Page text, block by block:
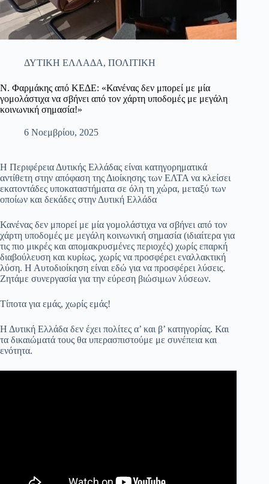
ΔΥΤΙΚΗ ΕΛΛΑΔΑ, ΠΟΛΙΤΙΚΗ
Ν. Φαρμάκης από ΚΕΔΕ: «Κανένας δεν μπορεί με μία
γομολάστιχα να σβήνει από τον χάρτη υποδομές με μεγάλη
κοινωνική σημασία!»
6 Νοεμβρίου, 2025
Η Περιφέρεια Δυτικής Ελλάδας είναι κατηγορηματικά
αντίθετη στην απόφαση της Διοίκησης των ΕΛΤΑ να κλείσει
εκατοντάδες υποκαταστήματα σε όλη τη χώρα, μεταξύ των
οποίων και δεκάδες στην Δυτική Ελλάδα
Κανένας δεν μπορεί με μία γομολάστιχα να σβήνει από τον
χάρτη υποδομές με μεγάλη κοινωνική σημασία (ιδιαίτερα για
τις πιο μικρές και απομακρυσμένες περιοχές) χωρίς επαρκή
διαβούλευση και κυρίως, χωρίς να προσφέρει εναλλακτική
λύση. Η Αυτοδιοίκηση είναι εδώ για να προσφέρει λύσεις.
Ζητάμε συνεργασία για την εύρεση βιώσιμων λύσεων.
Τίποτα για εμάς, χωρίς εμάς!
Η Δυτική Ελλάδα δεν έχει πολίτες α’ και β’ κατηγορίας. Και
τα δικαιώματά τους θα υπερασπιστούμε με συνέπεια και
ενότητα.